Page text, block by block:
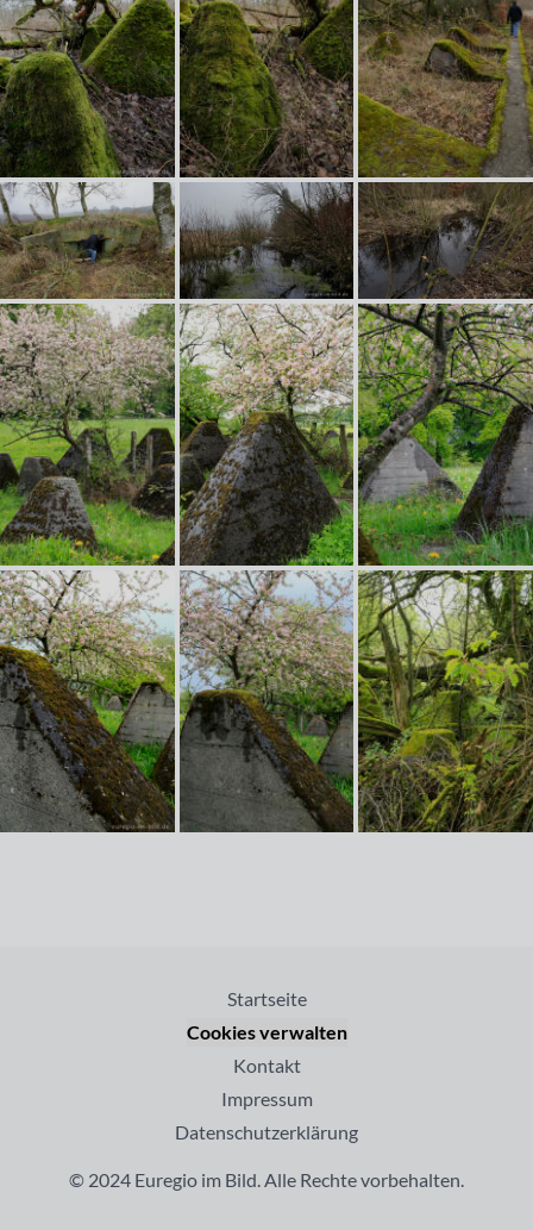
Startseite
Cookies verwalten
Kontakt
Impressum
Datenschutzerklärung
© 2024 Euregio im Bild. Alle Rechte vorbehalten.